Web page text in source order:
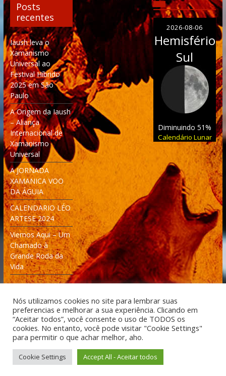
Posts
recentes
Iaush leva o
Xamanismo
Universal ao
Festival Híbrido
2025 em São
Paulo
A Origem da Iaush
– Aliança
Internacional de
Xamanismo
Universal
A JORNADA
XAMANICA VOO
DA ÁGUIA
CALENDARIO LÉO
ARTESE 2024
Viemos Aqui – Um
Chamado à
Grande Roda da
Vida
2026-08-06
Hemisfério
Sul
Diminuindo 51%
Calendário Lunar
Desenvolvido: Moleculas4D - Engenharia Espacial e
Tecnologia [moleculas4d.com.br]
Nós utilizamos cookies no site para lembrar suas
preferencias e melhorar a sua experiência. Clicando em
“Aceitar todos”, você consente o uso de TODOS os
cookies. No entanto, você pode visitar "Cookie Settings"
para permitir o que achar melhor, aho.
Cookie Settings Accept All - Aceitar todos